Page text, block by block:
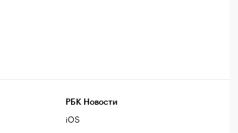
РБК Новости
iOS